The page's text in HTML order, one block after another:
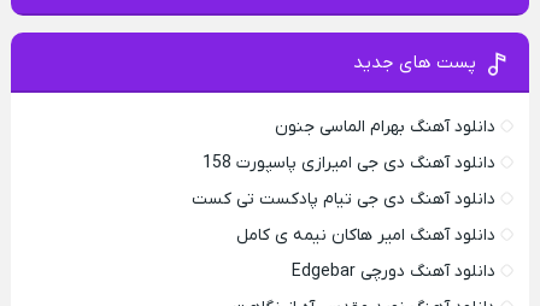
پست های جدید
دانلود آهنگ بهرام الماسی جنون
دانلود آهنگ دی جی امیرازی پاسپورت 158
دانلود آهنگ دی جی تیام پادکست تی کست
دانلود آهنگ امیر هاکان نیمه ی کامل
دانلود آهنگ دورچی Edgebar